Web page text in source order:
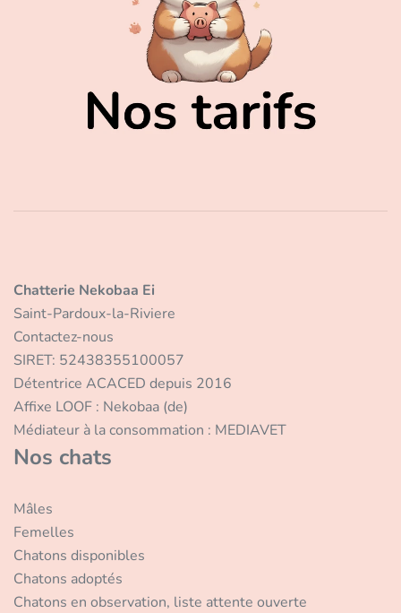
Chatterie Nekobaa Ei
Saint-Pardoux-la-Riviere
Contactez-nous
SIRET: 52438355100057
Détentrice ACACED depuis 2016
Affixe LOOF : Nekobaa (de)
Médiateur à la consommation : MEDIAVET
Nos chats
Mâles
Femelles
Chatons disponibles
Chatons adoptés
Chatons en observation, liste attente ouverte